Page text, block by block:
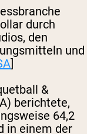
durch
den
und
]
&
berichtete,
64,2
in einem der